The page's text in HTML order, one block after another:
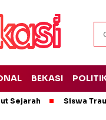
BEKASI
Sejarah Siswa